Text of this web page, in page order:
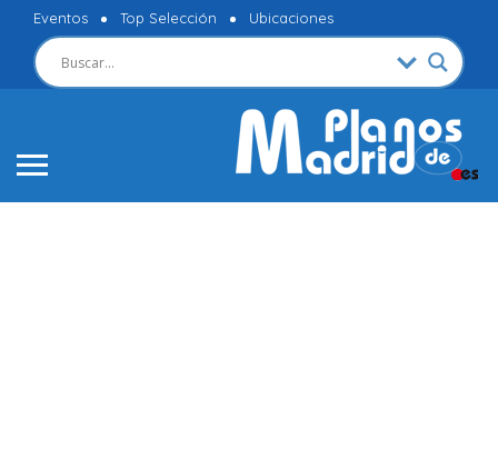
Eventos Top Selección Ubicaciones